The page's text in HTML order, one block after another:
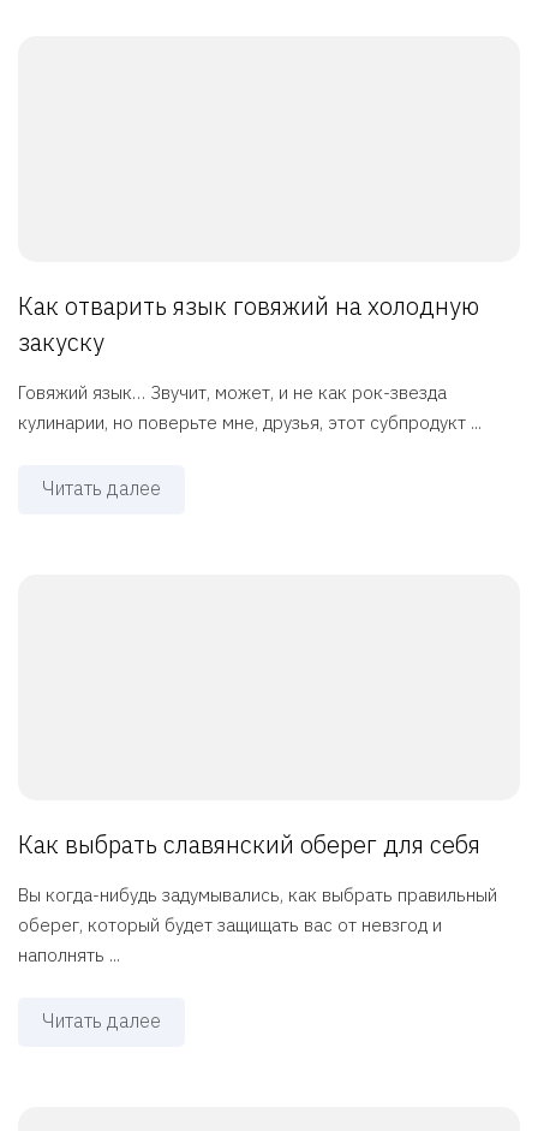
Как отварить язык говяжий на холодную
закуску
Говяжий язык… Звучит, может, и не как рок-звезда
кулинарии, но поверьте мне, друзья, этот субпродукт ...
Читать далее
Как выбрать славянский оберег для себя
Вы когда-нибудь задумывались, как выбрать правильный
оберег, который будет защищать вас от невзгод и
наполнять ...
Читать далее